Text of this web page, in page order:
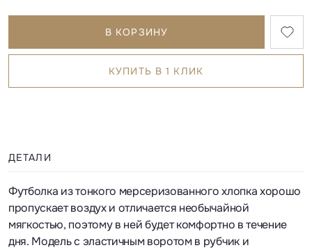
В КОРЗИНУ
КУПИТЬ В 1 КЛИК
ДЕТАЛИ
Футболка из тонкого мерсеризованного хлопка хорошо
пропускает воздух и отличается необычайной
мягкостью, поэтому в ней будет комфортно в течение
дня. Модель с эластичным воротом в рубчик и